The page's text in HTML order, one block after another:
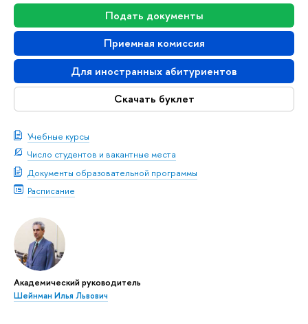
Подать документы
Приемная комиссия
Для иностранных абитуриентов
Скачать буклет
Учебные курсы
Число студентов и вакантные места
Документы образовательной программы
Расписание
Академический руководитель
Шейнман Илья Львович